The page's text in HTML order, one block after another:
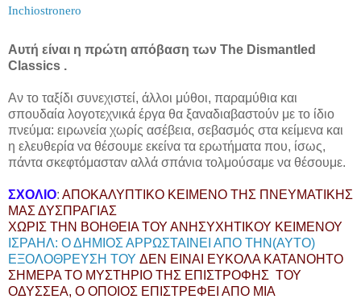
Inchiostronero
Αυτή είναι η πρώτη απόβαση των The Dismantled
Classics .
Αν το ταξίδι συνεχιστεί, άλλοι μύθοι, παραμύθια και
σπουδαία λογοτεχνικά έργα θα ξαναδιαβαστούν με το ίδιο
πνεύμα: ειρωνεία χωρίς ασέβεια, σεβασμός στα κείμενα και
η ελευθερία να θέσουμε εκείνα τα ερωτήματα που, ίσως,
πάντα σκεφτόμασταν αλλά σπάνια τολμούσαμε να θέσουμε.
ΣΧΟΛΙΟ: ΑΠΟΚΑΛΥΠΤΙΚΟ ΚΕΙΜΕΝΟ ΤΗΣ ΠΝΕΥΜΑΤΙΚΗΣ
ΜΑΣ ΔΥΣΠΡΑΓΙΑΣ
ΧΩΡΙΣ ΤΗΝ ΒΟΗΘΕΙΑ ΤΟΥ ΑΝΗΣΥΧΗΤΙΚΟΥ ΚΕΙΜΕΝΟΥ
ΙΣΡΑΗΛ: Ο ΔΗΜΙΟΣ ΑΡΡΩΣΤΑΙΝΕΙ ΑΠΟ ΤΗΝ(ΑΥΤΟ)
ΕΞΟΛΟΘΡΕΥΣΗ ΤΟΥ ΔΕΝ ΕΙΝΑΙ ΕΥΚΟΛΑ ΚΑΤΑΝΟΗΤΟ
ΣΗΜΕΡΑ ΤΟ ΜΥΣΤΗΡΙΟ ΤΗΣ ΕΠΙΣΤΡΟΦΗΣ ΤΟΥ
ΟΔΥΣΣΕΑ, Ο ΟΠΟΙΟΣ ΕΠΙΣΤΡΕΦΕΙ ΑΠΟ ΜΙΑ